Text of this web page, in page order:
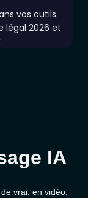
vos outils.
légal 2026 et
IA
vrai, en vidéo,